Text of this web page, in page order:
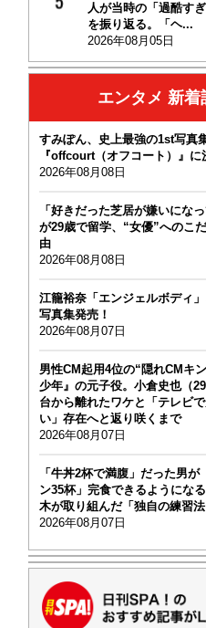
人が当時の「過酷すぎ
を振り返る。「ヘ...
2026年08月05日
エンタメ 新着
すみぽん、史上最強の1st写真
『offcourt（オフコート）』に
2026年08月08日
「好きだった芝居が嫌いにな
が29歳で留学、“女優”へのこ
由
2026年08月08日
江籠裕奈「エンジェルボディ
写真集発売！
2026年08月07日
男性CM起用4位の“隠れCMキ
少年』の元子役。小倉史也（
台から離れたワケと「テレビ
い」存在へと返り咲くまで
2026年08月07日
「牛丼2杯で満腹」だった男が
ン35杯」完食できるようにな
木が取り組んだ「独自の練習
2026年08月07日